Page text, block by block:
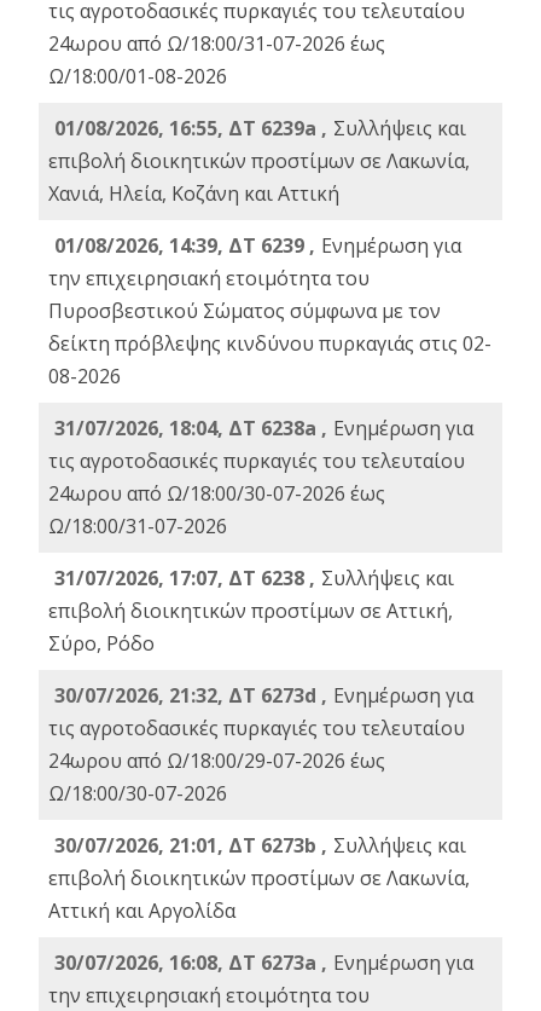
τις αγροτοδασικές πυρκαγιές του τελευταίου
24ωρου από Ω/18:00/31-07-2026 έως
Ω/18:00/01-08-2026
01/08/2026, 16:55, ΔΤ 6239a , Συλλήψεις και
επιβολή διοικητικών προστίμων σε Λακωνία,
Χανιά, Ηλεία, Κοζάνη και Αττική
01/08/2026, 14:39, ΔΤ 6239 , Ενημέρωση για
την επιχειρησιακή ετοιμότητα του
Πυροσβεστικού Σώματος σύμφωνα με τον
δείκτη πρόβλεψης κινδύνου πυρκαγιάς στις 02-
08-2026
31/07/2026, 18:04, ΔΤ 6238a , Ενημέρωση για
τις αγροτοδασικές πυρκαγιές του τελευταίου
24ωρου από Ω/18:00/30-07-2026 έως
Ω/18:00/31-07-2026
31/07/2026, 17:07, ΔΤ 6238 , Συλλήψεις και
επιβολή διοικητικών προστίμων σε Αττική,
Σύρο, Ρόδο
30/07/2026, 21:32, ΔΤ 6273d , Ενημέρωση για
τις αγροτοδασικές πυρκαγιές του τελευταίου
24ωρου από Ω/18:00/29-07-2026 έως
Ω/18:00/30-07-2026
30/07/2026, 21:01, ΔΤ 6273b , Συλλήψεις και
επιβολή διοικητικών προστίμων σε Λακωνία,
Αττική και Αργολίδα
30/07/2026, 16:08, ΔΤ 6273a , Ενημέρωση για
την επιχειρησιακή ετοιμότητα του